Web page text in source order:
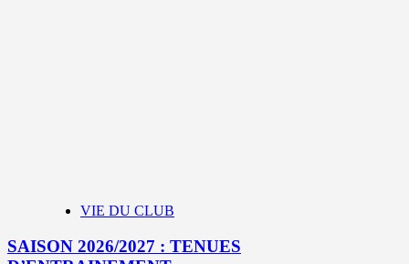
VIE DU CLUB
SAISON 2026/2027 : TENUES